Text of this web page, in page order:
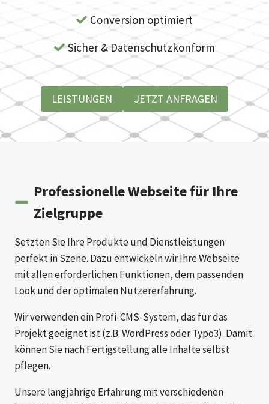
Conversion optimiert
Sicher & Datenschutzkonform
LEISTUNGEN JETZT ANFRAGEN
Professionelle Webseite für Ihre
Zielgruppe
Setzten Sie Ihre Produkte und Dienst­­leistungen
perfekt in Szene. Dazu entwickeln wir Ihre Webseite
mit allen erforderlichen Funktionen, dem passenden
Look und der optimalen Nutzererfahrung.
Wir verwenden ein Profi-CMS-System, das für das
Projekt geeignet ist (z.B. WordPress oder Typo3). Damit
können Sie nach Fertigstellung alle Inhalte selbst
pflegen.
Unsere langjährige Erfahrung mit verschiedenen